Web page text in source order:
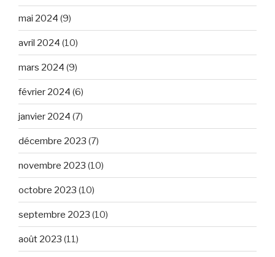
mai 2024 (9)
avril 2024 (10)
mars 2024 (9)
février 2024 (6)
janvier 2024 (7)
décembre 2023 (7)
novembre 2023 (10)
octobre 2023 (10)
septembre 2023 (10)
août 2023 (11)